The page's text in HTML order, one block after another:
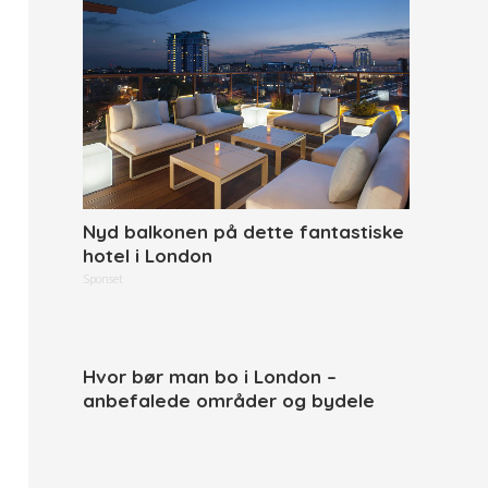
Nyd balkonen på dette fantastiske
hotel i London
Sponset
Hvor bør man bo i London –
anbefalede områder og bydele